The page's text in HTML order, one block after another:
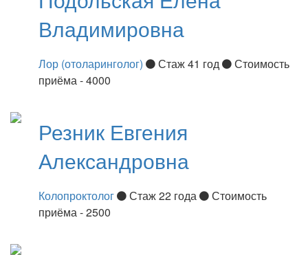
Владимировна
Лор (отоларинголог) Стаж 41 год
Стоимость
приёма - 4000
Резник Евгения
Александровна
Колопроктолог Стаж 22 года
Стоимость
приёма - 2500